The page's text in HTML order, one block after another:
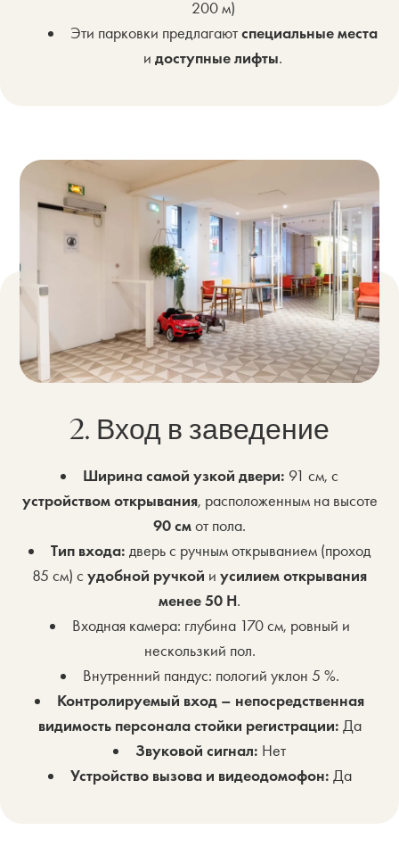
200 м)
Эти парковки предлагаютспециальные места
и доступные лифты.
2. Вход в заведение
Ширина самой узкой двери: 91 см, с
устройством открывания, расположенным на высоте
90 смот пола.
Тип входа: дверь с ручным открыванием (проход
85 см) с удобной ручкой и усилием открывания
менее 50 Н.
Входная камера: глубина 170 см, ровный и
нескользкий пол.
Внутренний пандус: пологий уклон 5 %.
Контролируемый вход – непосредственная
видимость персонала стойки регистрации: Да
Звуковой сигнал: Нет
Устройство вызова и видеодомофон: Да